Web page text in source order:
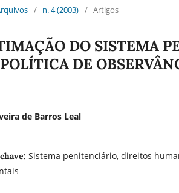
/ n. 4 (2003) / Artigos
DO SISTEMA
DE
de Barros Leal
Sistema penitenciário, direitos